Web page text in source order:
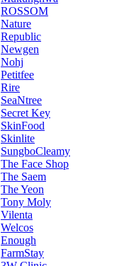
ROSSOM
Nature
Republic
Newgen
Nohj
Petitfee
Rire
SeaNtree
Secret Key
SkinFood
Skinlite
SungboCleamy
The Face Shop
The Saem
The Yeon
Tony Moly
Vilenta
Welcos
Enough
FarmStay